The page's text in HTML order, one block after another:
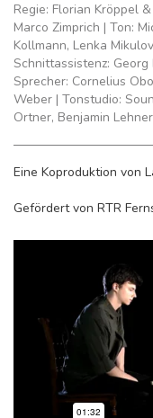
Regie: Florian Kröppel
Marco Zimprich | Ton:
Kollmann, Lenka
Schnittassistenz:
Sprecher: Cornelius
Weber | Tonstudio:
Ortner, Benjamin
Eine Koproduktion von
Gefördert von RTR